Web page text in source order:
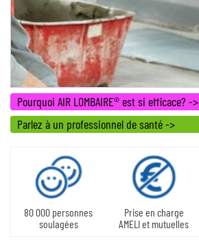
Pourquoi AIR LOMBAIRE® est si efficace? ->
Parlez à un professionnel de santé ->
80 000 personnes
soulagées
Prise en charge
AMELI et mutuelles